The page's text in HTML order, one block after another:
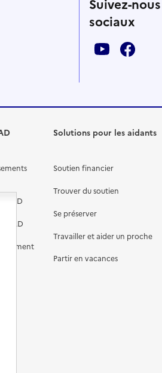
sociaux
Solutions pour les aidants
Soutien financier
Trouver du soutien
Se préserver
Travailler et aider un proche
Partir en vacances